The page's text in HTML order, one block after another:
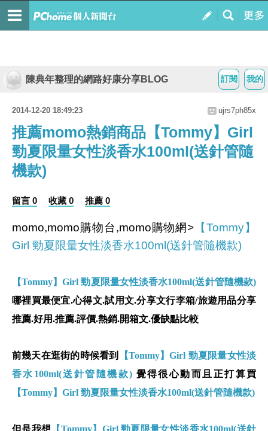
我的
訂閱
陳典年整理的網路好康分享BLOG
2014-12-20 18:49:23 ujrs7ph85x
推薦momo熱銷商品【Tommy】Girl
勁夏限量女性淡香水100ml(送針管隨
機款)
留言 0 收藏 0 推薦 0
momo,momo購物台,momo購物網> 【Tommy】
Girl 勁夏限量女性淡香水100ml(送針管隨機款)
【Tommy】Girl 勁夏限量女性淡香水100ml(送針管隨機款)
哪裡買最便宜.心得文.試用文.分享文行李箱/旅遊用品分享
推薦.好用.推薦.評價.熱銷.開箱文.優缺點比較
前幾天在逛街的時候看到
【Tommy】Girl 勁夏限量女性淡
香水100ml(送針管隨機款) 覺得很心動而且正打算買
【Tommy】Girl 勁夏限量女性淡香水100ml(送針管隨機款)
但是我想 【Tommy】Girl 勁夏限量女性淡香水100ml(送針